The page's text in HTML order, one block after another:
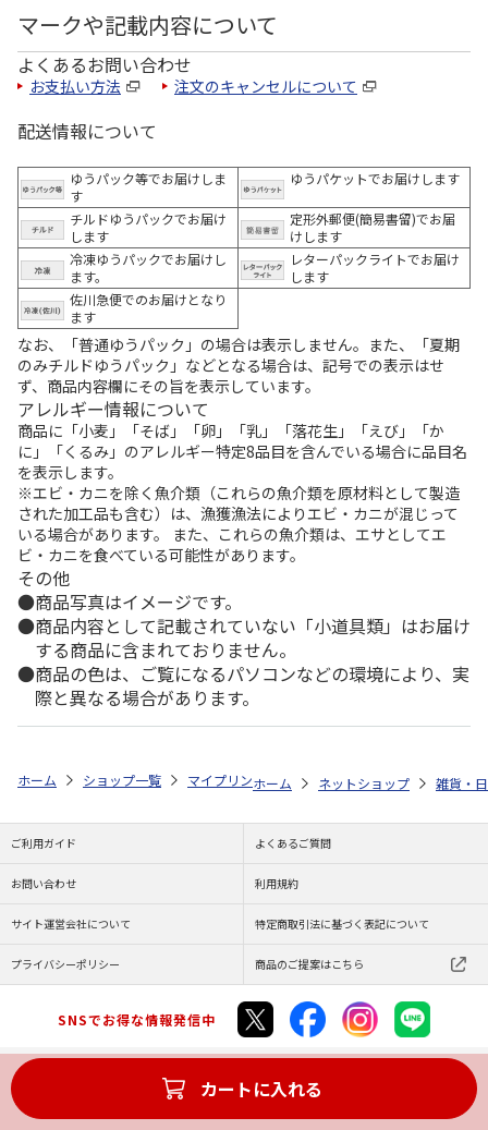
マークや記載内容について
よくあるお問い合わせ
お支払い方法 注文のキャンセルについて
配送情報について
ゆうパック等でお届けしま
す
ゆうパケットでお届けします
チルドゆうパックでお届け
します
定形外郵便(簡易書留)でお届
けします
冷凍ゆうパックでお届けし
ます。
レターパックライトでお届け
します
佐川急便でのお届けとなり
ます
なお、「普通ゆうパック」の場合は表示しません。また、「夏期
のみチルドゆうパック」などとなる場合は、記号での表示はせ
ず、商品内容欄にその旨を表示しています。
アレルギー情報について
商品に「小麦」「そば」「卵」「乳」「落花生」「えび」「か
に」「くるみ」のアレルギー特定8品目を含んでいる場合に品目名
を表示します。
※エビ・カニを除く魚介類（これらの魚介類を原材料として製造
された加工品も含む）は、漁獲漁法によりエビ・カニが混じって
いる場合があります。 また、これらの魚介類は、エサとしてエ
ビ・カニを食べている可能性があります。
その他
商品写真はイメージです。
商品内容として記載されていない「小道具類」はお届け
する商品に含まれておりません。
商品の色は、ご覧になるパソコンなどの環境により、実
際と異なる場合があります。
カートに入れる
ホーム ショップ一覧 マイプリント シルエットプレート【フレン
ホーム ネットショップ 雑貨・
ご利用ガイド よくあるご質問
お問い合わせ 利用規約
サイト運営会社について 特定商取引法に基づく表記について
プライバシーポリシー 商品のご提案はこちら
SNSでお得な情報発信中